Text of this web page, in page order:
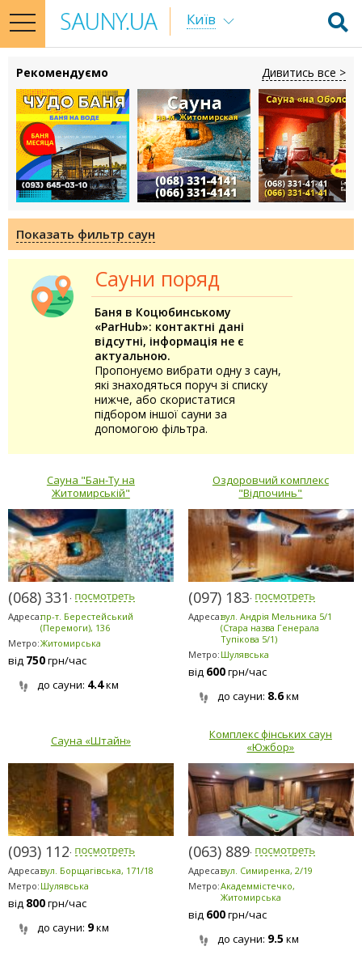
toggle
navigation
Київ
Рекомендуємо Дивитись все >
Сауни поряд
Баня в Коцюбинському
«ParHub»: контактні дані
відсутні, інформація не є
актуальною.
Пропонуємо вибрати одну з саун,
які знаходяться поруч зі списку
нижче, або скористатися
підбором іншої сауни за
допомогою фільтра.
Сауна "Бан-Ту на
Житомирській"
(068) 331-4141
Адреса:пр-т. Берестейський
(Перемоги), 136
Метро:Житомирська
від 750грн/час
до сауни: 4.4км
Оздоровчий комплекс
"Відпочинь"
(097) 183-9184
Адреса:вул. Андрія Мельника 5/1
(Стара назва Генерала
Тупікова 5/1)
Метро: Шулявська
від 600грн/час
до сауни: 8.6км
Сауна «Штайн»
(093) 112-1123
Адреса:вул. Борщагівська, 171/18
Метро: Шулявська
від 800грн/час
до сауни: 9км
Комплекс фінських саун
«Южбор»
(063) 889-6200
Адреса:вул. Симиренка, 2/19
Метро:Академмістечко,
Житомирська
від 600грн/час
до сауни: 9.5км
Показать фильтр саун